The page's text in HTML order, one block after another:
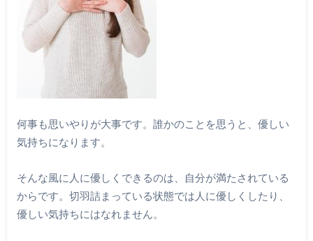
何事も思いやりが大事です。誰かのことを思うと、優しい
気持ちになります。
そんな風に人に優しくできるのは、自分が満たされている
からです。切羽詰まっている状態では人に優しくしたり、
優しい気持ちにはなれません。